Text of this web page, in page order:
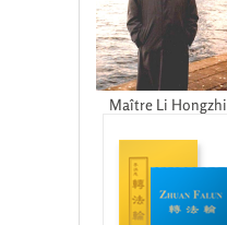
Maître Li Hongzhi